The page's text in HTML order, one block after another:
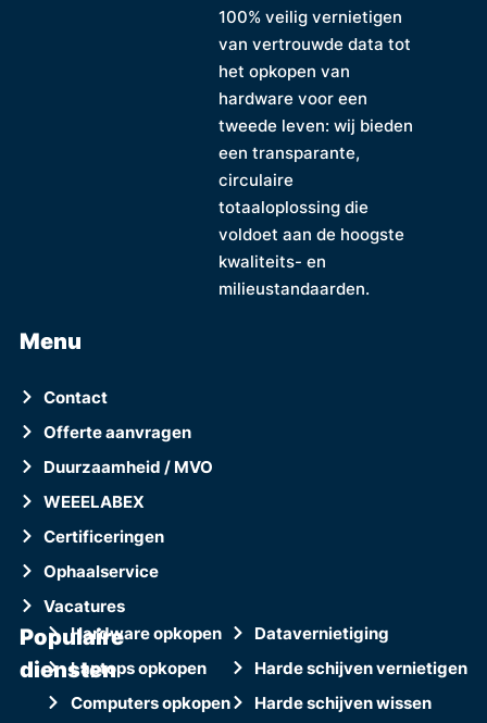
100% veilig vernietigen
van vertrouwde data tot
het opkopen van
hardware voor een
tweede leven: wij bieden
een transparante,
circulaire
totaaloplossing die
voldoet aan de hoogste
kwaliteits- en
milieustandaarden.
Menu
Contact
Offerte aanvragen
Duurzaamheid / MVO
WEEELABEX
Certificeringen
Ophaalservice
Vacatures
Populaire
diensten
Hardware opkopen
Laptops opkopen
Computers opkopen
Datavernietiging
Harde schijven vernietigen
Harde schijven wissen